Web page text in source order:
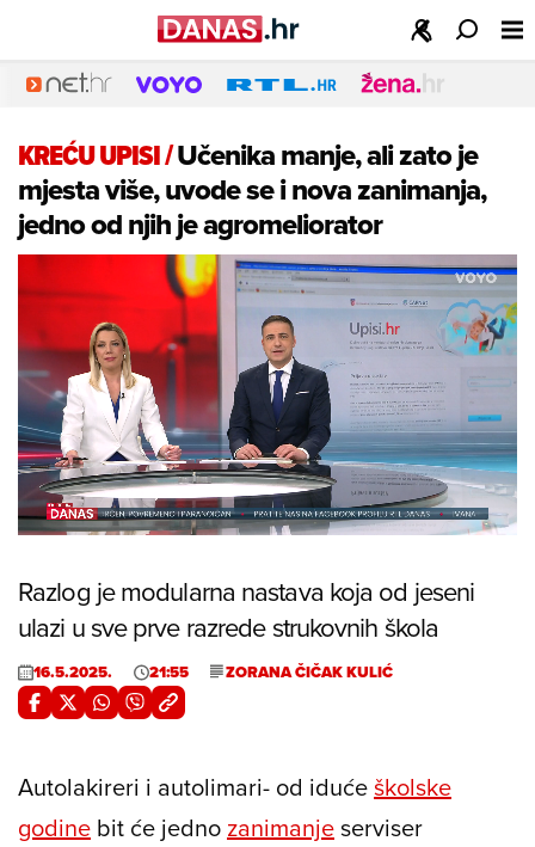
KREĆU UPISI/Učenika manje, ali zato je
mjesta više, uvode se i nova zanimanja,
jedno od njih je agromeliorator
Unmute /
Loaded:
19.67%
Razlog je modularna nastava koja od jeseni
ulazi u sve prve razrede strukovnih škola
16.5.2025. 21:55 ZORANA ČIČAK KULIĆ
Autolakireri i autolimari- od idućeškolske
godine bit će jedno zanimanjeserviser